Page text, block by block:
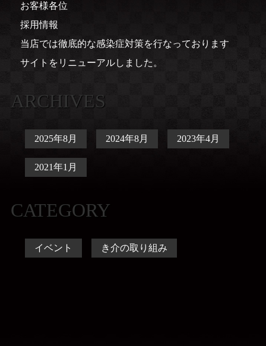
お客様各位
採用情報
当店では徹底的な感染症対策を行なっております
サイトをリニューアルしました。
ARCHIVES
2025年8月 2024年8月 2023年4月
2021年1月
CATEGORY
イベント き介の取り組み